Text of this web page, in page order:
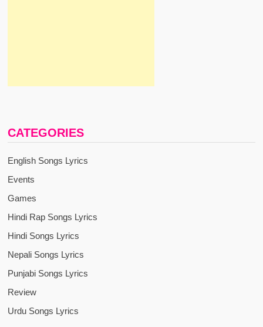
CATEGORIES
English Songs Lyrics
Events
Games
Hindi Rap Songs Lyrics
Hindi Songs Lyrics
Nepali Songs Lyrics
Punjabi Songs Lyrics
Review
Urdu Songs Lyrics